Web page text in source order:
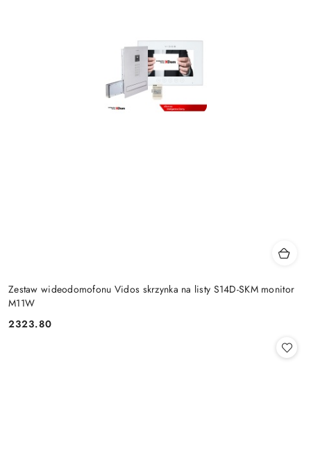
Zestaw wideodomofonu Vidos skrzynka na listy S14D-SKM monitor
M11W
Cena:
2323.80